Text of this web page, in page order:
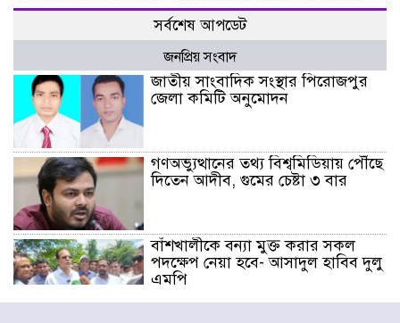
সর্বশেষ আপডেট
জনপ্রিয় সংবাদ
জাতীয় সাংবাদিক সংস্থার পিরোজপুর
জেলা কমিটি অনুমোদন
গণঅভ্যুত্থানের তথ্য বিশ্বমিডিয়ায় পৌঁছে
দিতেন আদীব, গুমের চেষ্টা ৩ বার
বাঁশখালীকে বন্যা মুক্ত করার সকল
পদক্ষেপ নেয়া হবে- আসাদুল হাবিব দুলু
এমপি